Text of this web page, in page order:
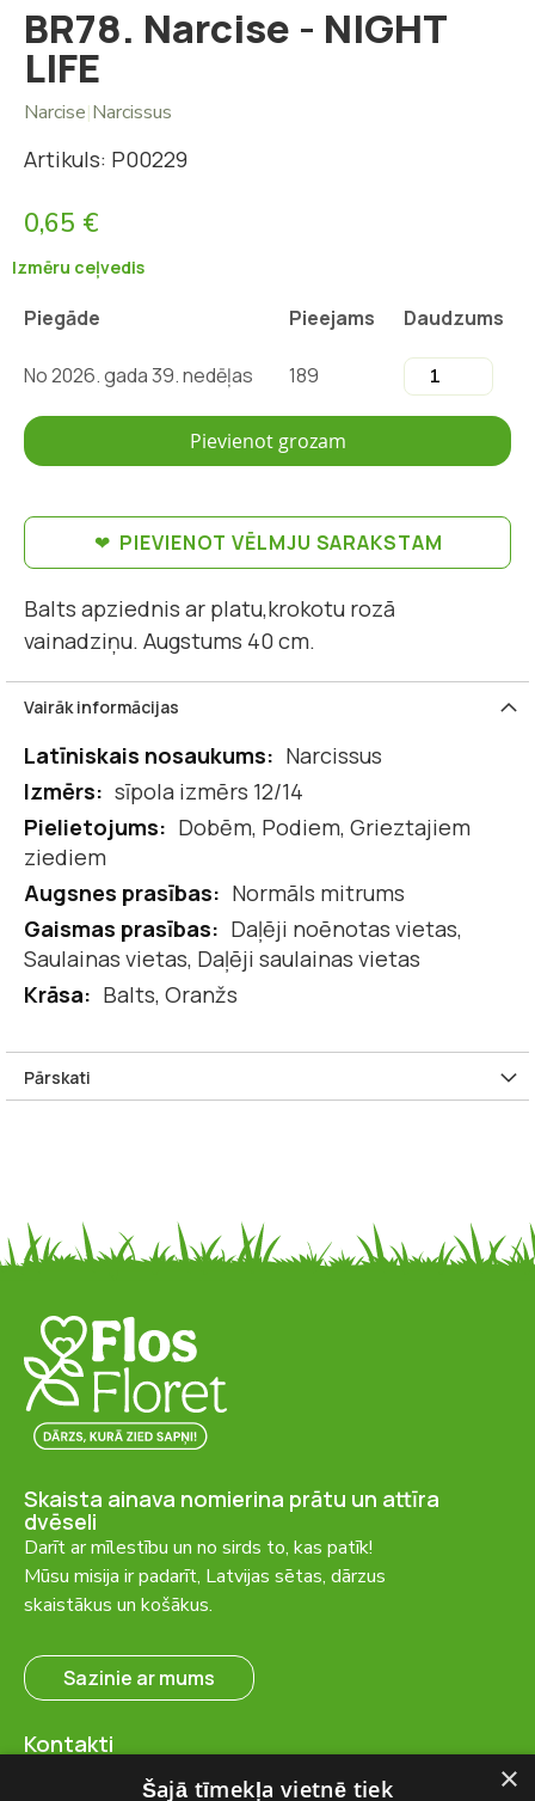
BR78. Narcise - NIGHT
LIFE
Narcise|Narcissus
Artikuls: P00229
0,65 €
Izmēru ceļvedis
Piegāde Pieejams Daudzums
No 2026. gada 39. nedēļas 189
Pievienot grozam
PIEVIENOT VĒLMJU SARAKSTAM
Balts apziednis ar platu,krokotu rozā
vainadziņu. Augstums 40 cm.
Vairāk informācijas
Vairāk
informācijas
Narcissus
sīpola izmērs 12/14
Dobēm, Podiem, Grieztajiem
ziediem
Normāls mitrums
Daļēji noēnotas vietas,
Saulainas vietas, Daļēji saulainas vietas
Balts, Oranžs
Pārskati
Skaista ainava nomierina prātu un attīra
dvēseli
Darīt ar mīlestību un no sirds to, kas patīk!
Mūsu misija ir padarīt, Latvijas sētas, dārzus
skaistākus un košākus.
Sazinie ar mums
Kontakti
×
Šajā tīmekļa vietnē tiek